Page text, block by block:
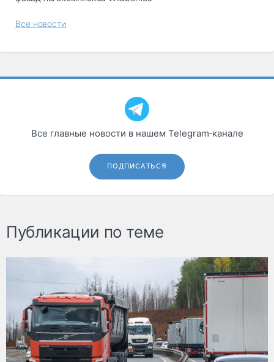
Все новости
Все главные новости в нашем Telegram‑канале
ПОДПИСАТЬСЯ
Публикации по теме